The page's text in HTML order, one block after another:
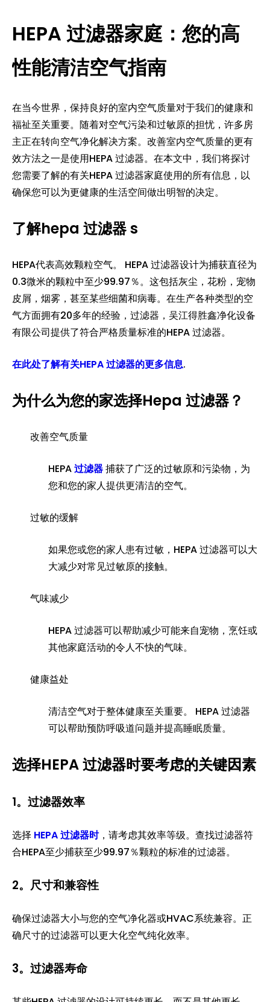
HEPA 过滤器家庭：您的高
性能清洁空气指南
在当今世界，保持良好的室内空气质量对于我们的健康和
福祉至关重要。随着对空气污染和过敏原的担忧，许多房
主正在转向空气净化解决方案。改善室内空气质量的更有
效方法之一是使用HEPA 过滤器。在本文中，我们将探讨
您需要了解的有关HEPA 过滤器家庭使用的所有信息，以
确保您可以为更健康的生活空间做出明智的决定。
了解hepa 过滤器 s
HEPA代表高效颗粒空气。 HEPA 过滤器设计为捕获直径为
0.3微米的颗粒中至少99.97％。这包括灰尘，花粉，宠物
皮屑，烟雾，甚至某些细菌和病毒。在生产各种类型的空
气方面拥有20多年的经验，过滤器，吴江得胜鑫净化设备
有限公司提供了符合严格质量标准的HEPA 过滤器。
在此处了解有关HEPA 过滤器的更多信息.
为什么为您的家选择Hepa 过滤器？
改善空气质量
HEPA过滤器捕获了广泛的过敏原和污染物，为
您和您的家人提供更清洁的空气。
过敏的缓解
如果您或您的家人患有过敏，HEPA 过滤器可以大
大减少对常见过敏原的接触。
气味减少
HEPA 过滤器可以帮助减少可能来自宠物，烹饪或
其他家庭活动的令人不快的气味。
健康益处
清洁空气对于整体健康至关重要。 HEPA 过滤器
可以帮助预防呼吸道问题并提高睡眠质量。
选择HEPA 过滤器时要考虑的关键因素
1。过滤器效率
选择 HEPA 过滤器时，请考虑其效率等级。查找过滤器符
合HEPA至少捕获至少99.97％颗粒的标准的过滤器。
2。尺寸和兼容性
确保过滤器大小与您的空气净化器或HVAC系统兼容。正
确尺寸的过滤器可以更大化空气纯化效率。
3。过滤器寿命